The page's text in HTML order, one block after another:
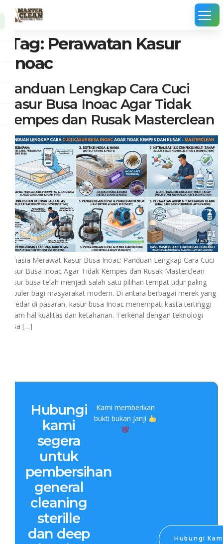
Tag: Perawatan Kasur
Inoac
Panduan Lengkap Cara Cuci
Kasur Busa Inoac Agar Tidak
Kempes dan Rusak Masterclean
Rahasia Merawat Kasur Busa Inoac: Panduan Lengkap Cara Cuci
Kasur Busa Inoac Agar Tidak Kempes dan Rusak Masterclean
Kasur busa telah menjadi salah satu pilihan tempat tidur paling
populer bagi masyarakat modern. Di antara berbagai merek yang
beredar di pasaran, kasur busa Inoac menempati kasta tertinggi
dalam hal kualitas dan ketahanan. Terkenal dengan teknologi
busa […]
Hubungi
kami
segera
untuk
pembersihan
general
cleaning
sterille
dan deep
Kami memberikan
bukti bukan Janji
Hubungi